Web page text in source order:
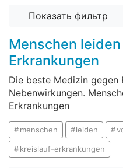
Показать фильтр
Menschen
Erkrankungen
Die beste Medizin gegen
Nebenwirkungen.
Erkrankungen
menschen leiden
kreislauf-erkrankungen